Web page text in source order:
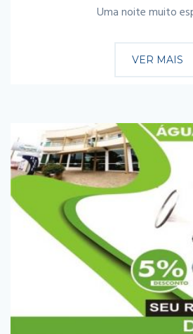
Uma noite muito
VER MAIS